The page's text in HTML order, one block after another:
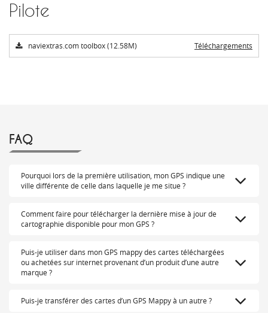
Pilote
naviextras.com toolbox (12.58M) Téléchargements
FAQ
Pourquoi lors de la première utilisation, mon GPS indique une
ville différente de celle dans laquelle je me situe ?
Comment faire pour télécharger la dernière mise à jour de
cartographie disponible pour mon GPS ?
Puis-je utiliser dans mon GPS mappy des cartes téléchargées
ou achetées sur internet provenant d’un produit d’une autre
marque ?
Puis-je transférer des cartes d’un GPS Mappy à un autre ?